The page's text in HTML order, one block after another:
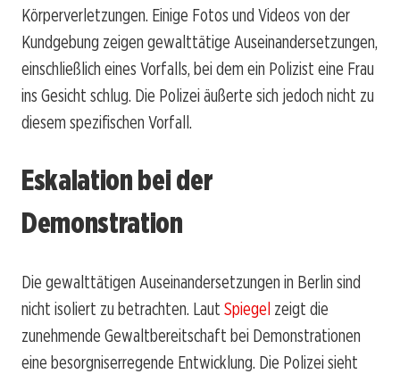
Körperverletzungen. Einige Fotos und Videos von der
Kundgebung zeigen gewalttätige Auseinandersetzungen,
einschließlich eines Vorfalls, bei dem ein Polizist eine Frau
ins Gesicht schlug. Die Polizei äußerte sich jedoch nicht zu
diesem spezifischen Vorfall.
Eskalation bei der
Demonstration
Die gewalttätigen Auseinandersetzungen in Berlin sind
nicht isoliert zu betrachten. Laut Spiegel zeigt die
zunehmende Gewaltbereitschaft bei Demonstrationen
eine besorgniserregende Entwicklung. Die Polizei sieht